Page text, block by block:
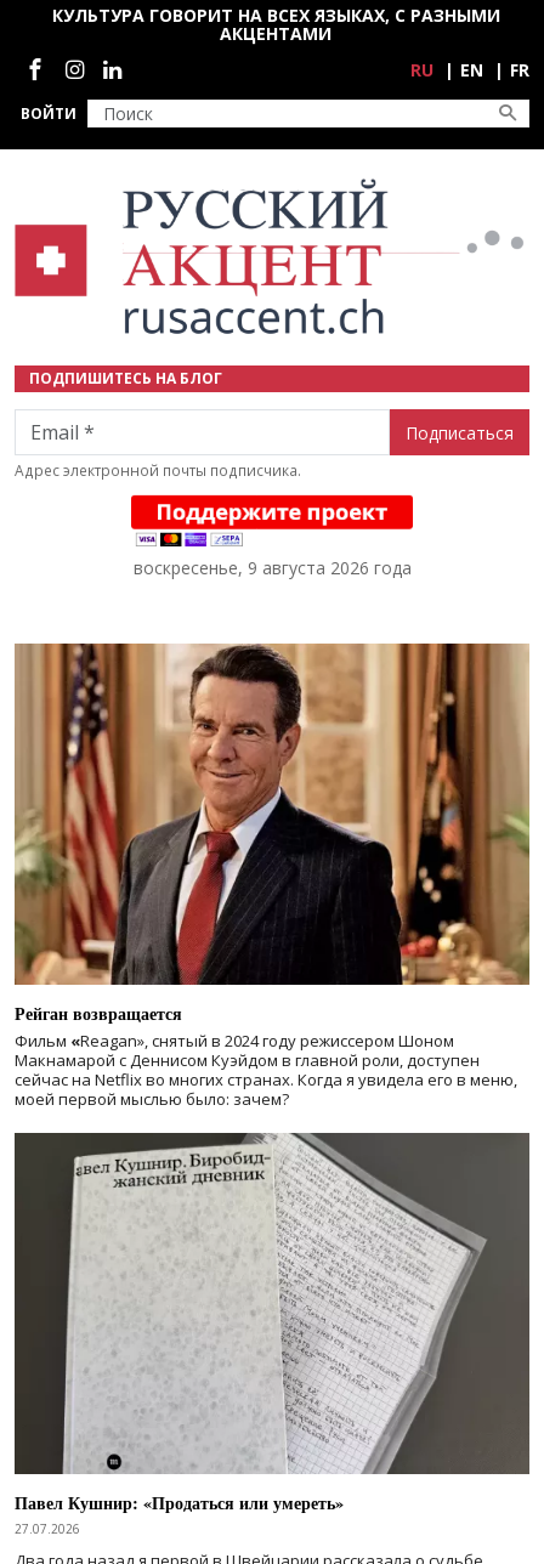
Перейти к основному содержанию
ВОЙТИ
КУЛЬТУРА ГОВОРИТ НА ВСЕХ ЯЗЫКАХ, С РАЗНЫМИ
АКЦЕНТАМИ
Социальные сети
RU EN FR
ПОДПИШИТЕСЬ НА БЛОГ
Email
Адрес электронной почты подписчика.
воскресенье, 9 августа 2026 года
Рейган возвращается
Фильм «Reagan», снятый в 2024 годурежиссером Шоном
Макнамарой с Деннисом Куэйдом в главной роли, доступен
сейчас на Netflix во многих странах. Когда я увидела его в меню,
моей первой мыслью было: зачем?
Павел Кушнир: «Продаться или умереть»
27.07.2026